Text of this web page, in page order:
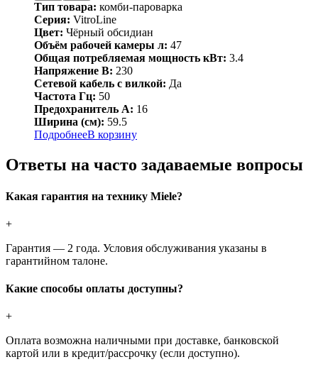
Тип товара: комби-пароварка
Серия: VitroLine
Цвет: Чёрный обсидиан
Объём рабочей камеры л: 47
Общая потребляемая мощность кВт: 3.4
Напряжение В: 230
Сетевой кабель с вилкой: Да
Частота Гц: 50
Предохранитель А: 16
Ширина (см): 59.5
ПодробнееВ корзину
Ответы на часто задаваемые вопросы
Какая гарантия на технику Miele?
+
Гарантия — 2 года. Условия обслуживания указаны в
гарантийном талоне.
Какие способы оплаты доступны?
+
Оплата возможна наличными при доставке, банковской
картой или в кредит/рассрочку (если доступно).